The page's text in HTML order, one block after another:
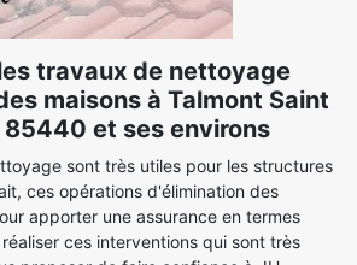
travaux de nettoyage
maisons à Talmont Saint
85440 et ses environs
sont très utiles pour les structures
ces opérations d'élimination des
apporter une assurance en termes
ces interventions qui sont très